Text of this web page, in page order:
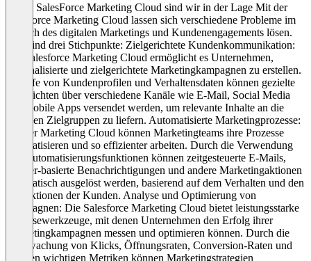
Durch SalesForce Marketing Cloud sind wir in der Lage Mit der
Salesforce Marketing Cloud lassen sich verschiedene Probleme im
Bereich des digitalen Marketings und Kundenengagements lösen.
Hier sind drei Stichpunkte: Zielgerichtete Kundenkommunikation:
Die Salesforce Marketing Cloud ermöglicht es Unternehmen,
personalisierte und zielgerichtete Marketingkampagnen zu erstellen.
Mithilfe von Kundenprofilen und Verhaltensdaten können gezielte
Nachrichten über verschiedene Kanäle wie E-Mail, Social Media
und mobile Apps versendet werden, um relevante Inhalte an die
richtigen Zielgruppen zu liefern. Automatisierte Marketingprozesse:
Mit der Marketing Cloud können Marketingteams ihre Prozesse
automatisieren und so effizienter arbeiten. Durch die Verwendung
von Automatisierungsfunktionen können zeitgesteuerte E-Mails,
Trigger-basierte Benachrichtigungen und andere Marketingaktionen
automatisch ausgelöst werden, basierend auf dem Verhalten und den
Interaktionen der Kunden. Analyse und Optimierung von
Kampagnen: Die Salesforce Marketing Cloud bietet leistungsstarke
Analysewerkzeuge, mit denen Unternehmen den Erfolg ihrer
Marketingkampagnen messen und optimieren können. Durch die
Überwachung von Klicks, Öffnungsraten, Conversion-Raten und
anderen wichtigen Metriken können Marketingstrategien